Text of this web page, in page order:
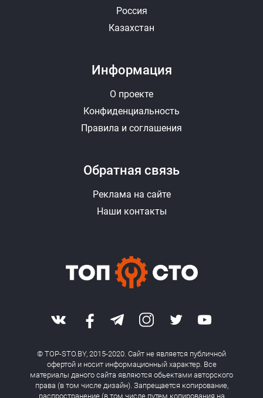
Россия
Казахстан
Информация
О проекте
Конфиденциальность
Правила и соглашения
Обратная связь
Реклама на сайте
Наши контакты
© TOP-STO.BY, 2015-2020. Сайт не является публичной
офертой и носит информационный характер. Все
материалы даного сайта являются обьектами авторского
права (в том числе дизайн). Запрещается копирование,
распространение (в том числе путем копирования на